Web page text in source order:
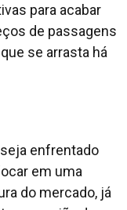
para acabar
de passagens
se arrasta há
enfrentado
em uma
do mercado, já